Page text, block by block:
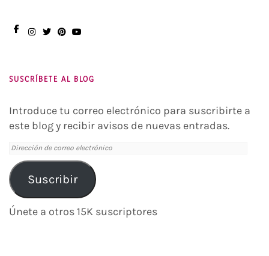
SUSCRÍBETE AL BLOG
Introduce tu correo electrónico para suscribirte a
este blog y recibir avisos de nuevas entradas.
Dirección
de
correo
electrónico
Suscribir
Únete a otros 15K suscriptores